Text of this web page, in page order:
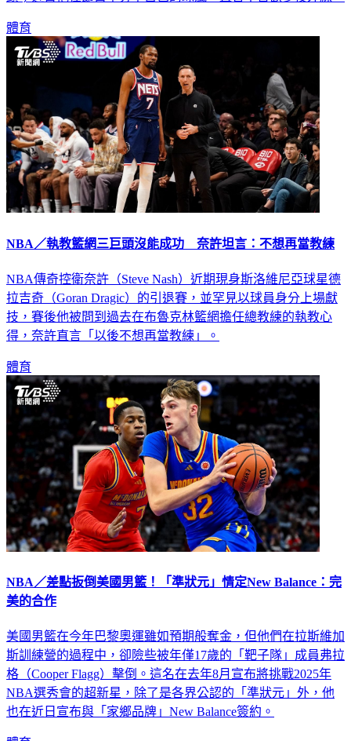
體育
NBA／執教籃網三巨頭沒能成功 奈許坦言：不想再當教練
NBA傳奇控衛奈許（Steve Nash）近期現身斯洛維尼亞球星德
拉吉奇（Goran Dragic）的引退賽，並罕見以球員身分上場獻
技，賽後他被問到過去在布魯克林籃網擔任總教練的執教心
得，奈許直言「以後不想再當教練」。
體育
NBA／差點扳倒美國男籃！「準狀元」情定New Balance：完
美的合作
美國男籃在今年巴黎奧運雖如預期般奪金，但他們在拉斯維加
斯訓練營的過程中，卻險些被年僅17歲的「靶子隊」成員弗拉
格（Cooper Flagg）擊倒。這名在去年8月宣布將挑戰2025年
NBA選秀會的超新星，除了是各界公認的「準狀元」外，他
也在近日宣布與「家鄉品牌」New Balance簽約。